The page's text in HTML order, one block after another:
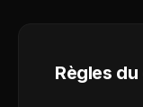
Règles